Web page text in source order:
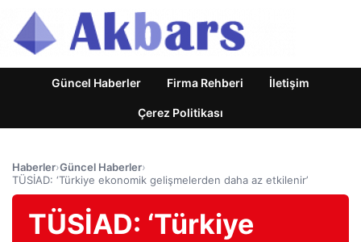
Güncel Haberler Firma Rehberi İletişim
Çerez Politikası
Haberler›Güncel Haberler›
TÜSİAD: ‘Türkiye ekonomik gelişmelerden daha az etkilenir’
TÜSİAD: ‘Türkiye